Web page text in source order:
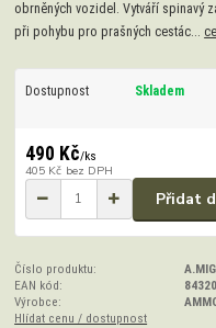
obrněných vozidel. Vytváří spinavý
při pohybu pro prašných cestác...
Dostupnost Skladem
490 Kč/ks
405 Kč bez DPH
Přidat
Číslo produktu:
EAN kód:
Výrobce:
Hlídat cenu / dostupnost